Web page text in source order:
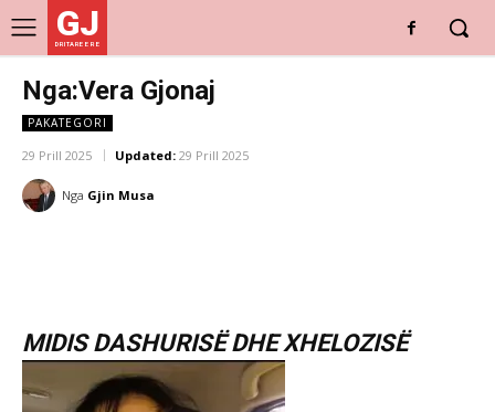
GJ
DRITARE E RE
Nga:Vera Gjonaj
PAKATEGORI
29 Prill 2025 Updated: 29 Prill 2025
Nga Gjin Musa
MIDIS DASHURISË DHE XHELOZISË